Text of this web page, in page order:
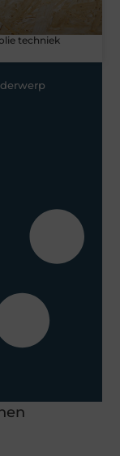
techniek